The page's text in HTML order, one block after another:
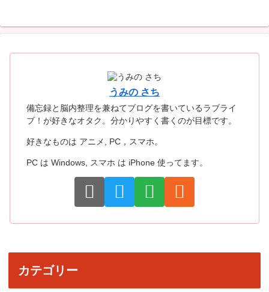
うみの さち
備忘録と脳内整理を兼ねてブログを書いているラブライ
ブ！が好きなオタク。分かりやすく書くのが目標です。
好きなものは アニメ, PC，スマホ。
PC は Windows, スマホ は iPhone 使ってます。
カテゴリー